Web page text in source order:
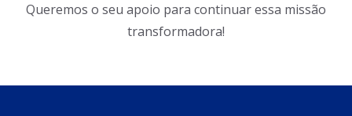
Queremos o seu apoio para continuar essa missão
transformadora!